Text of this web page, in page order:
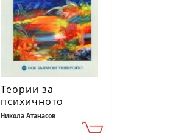
Теории за
психичното
развитие в
психоанализата
Никола Атанасов